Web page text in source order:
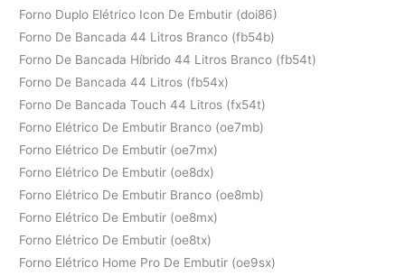
Forno Duplo Elétrico Icon De Embutir (doi86)
Forno De Bancada 44 Litros Branco (fb54b)
Forno De Bancada Híbrido 44 Litros Branco (fb54t)
Forno De Bancada 44 Litros (fb54x)
Forno De Bancada Touch 44 Litros (fx54t)
Forno Elétrico De Embutir Branco (oe7mb)
Forno Elétrico De Embutir (oe7mx)
Forno Elétrico De Embutir (oe8dx)
Forno Elétrico De Embutir Branco (oe8mb)
Forno Elétrico De Embutir (oe8mx)
Forno Elétrico De Embutir (oe8tx)
Forno Elétrico Home Pro De Embutir (oe9sx)